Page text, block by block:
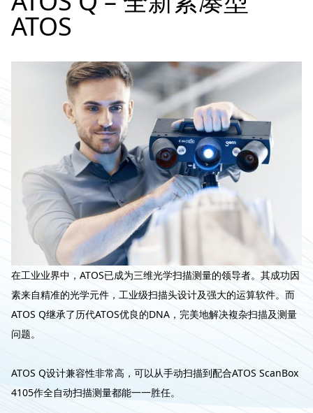
ATOS
在工业业界中，ATOS已成为三维光学扫描测量的领导者。其成功因
素来自精准的光学元件，工业级扫描头设计及强大的运算软件。而
ATOS Q继承了历代ATOS优良的DNA，完美地解决複杂扫描及测量
问题。
ATOS Q设计兼容性非常高，可以从手动扫描到配合ATOS ScanBox
4105作全自动扫描测量都能一一胜任。